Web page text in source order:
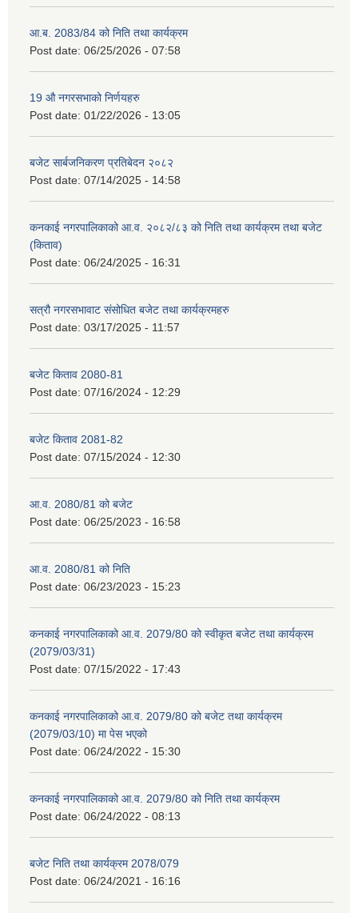
आ.ब. 2083/84 को निति तथा कार्यक्रम
Post date: 06/25/2026 - 07:58
19 औ नगरसभाको निर्णयहरु
Post date: 01/22/2026 - 13:05
बजेट सार्बजनिकरण प्रतिबेदन २०८२
Post date: 07/14/2025 - 14:58
कनकाई नगरपालिकाको आ.व. २०८२/८३ को निति तथा कार्यक्रम तथा बजेट
(किताव)
Post date: 06/24/2025 - 16:31
सत्रौ नगरसभावाट संसोधित बजेट तथा कार्यक्रमहरु
Post date: 03/17/2025 - 11:57
बजेट किताव 2080-81
Post date: 07/16/2024 - 12:29
बजेट किताव 2081-82
Post date: 07/15/2024 - 12:30
आ.व. 2080/81 को बजेट
Post date: 06/25/2023 - 16:58
आ.व. 2080/81 को निति
Post date: 06/23/2023 - 15:23
कनकाई नगरपालिकाको आ.व. 2079/80 को स्वीकृत बजेट तथा कार्यक्रम
(2079/03/31)
Post date: 07/15/2022 - 17:43
कनकाई नगरपालिकाको आ.व. 2079/80 को बजेट तथा कार्यक्रम
(2079/03/10) मा पेस भएको
Post date: 06/24/2022 - 15:30
कनकाई नगरपालिकाको आ.व. 2079/80 को निति तथा कार्यक्रम
Post date: 06/24/2022 - 08:13
बजेट निति तथा कार्यक्रम 2078/079
Post date: 06/24/2021 - 16:16